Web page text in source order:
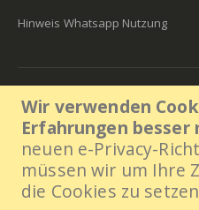
Wir verwenden
Erfahrungen besser
neuen e-Privacy-
müssen wir um Ihre
die Cookies zu
Hinweis Whatsapp Nutzung
Lens30 2018. All Rights Reserved
ÖFFNUNGSZEITEN:
Mo - Fr / 08:00–16:00 Uhr